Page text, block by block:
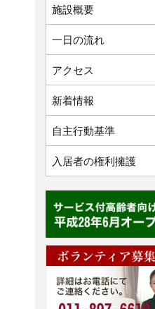
施設概要
一日の流れ
アクセス
新着情報
自主行動基準
入居者の権利擁護